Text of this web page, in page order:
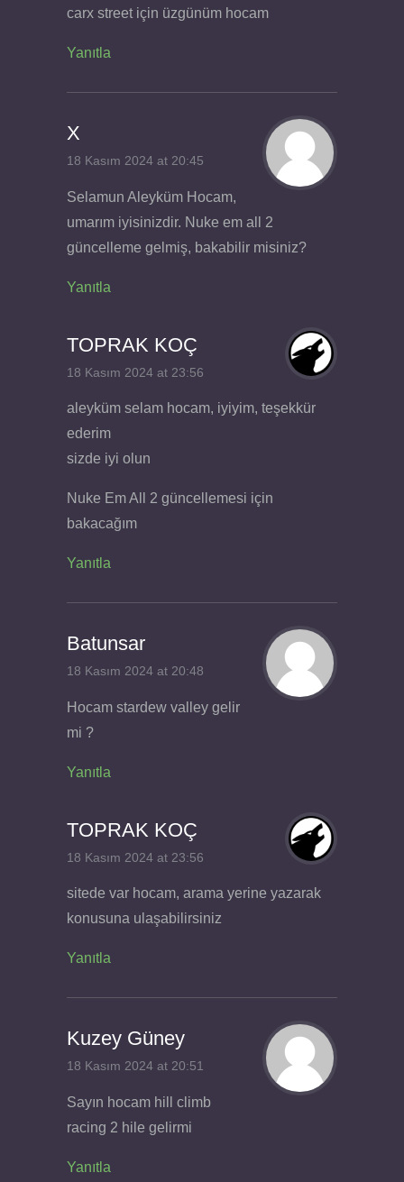
carx street için üzgünüm hocam
Yanıtla
X
18 Kasım 2024 at 20:45
Selamun Aleyküm Hocam,
umarım iyisinizdir. Nuke em all 2
güncelleme gelmiş, bakabilir misiniz?
Yanıtla
TOPRAK KOÇ
18 Kasım 2024 at 23:56
aleyküm selam hocam, iyiyim, teşekkür
ederim
sizde iyi olun
Nuke Em All 2 güncellemesi için
bakacağım
Yanıtla
Batunsar
18 Kasım 2024 at 20:48
Hocam stardew valley gelir
mi ?
Yanıtla
TOPRAK KOÇ
18 Kasım 2024 at 23:56
sitede var hocam, arama yerine yazarak
konusuna ulaşabilirsiniz
Yanıtla
Kuzey Güney
18 Kasım 2024 at 20:51
Sayın hocam hill climb
racing 2 hile gelirmi
Yanıtla